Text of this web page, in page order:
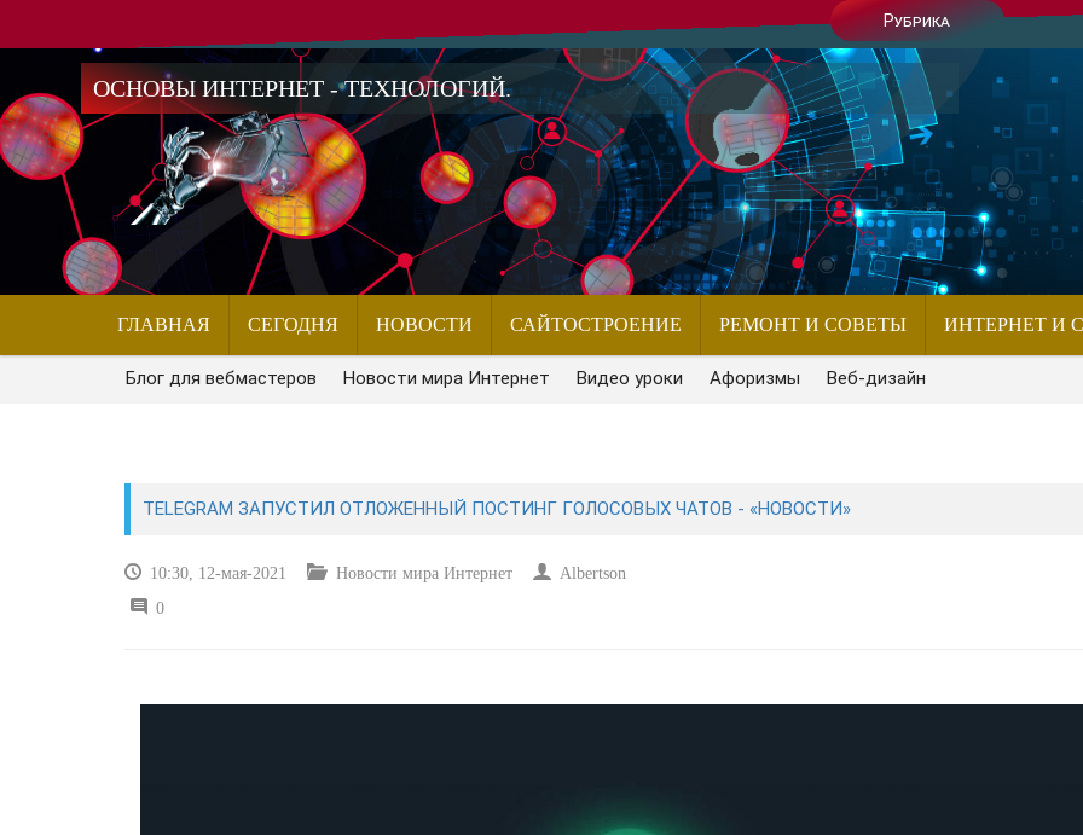
Рубрика
ОСНОВЫ ИНТЕРНЕТ - ТЕХНОЛОГИЙ.
ГЛАВНАЯ СЕГОДНЯ НОВОСТИ САЙТОСТРОЕНИЕ РЕМОНТ И СОВЕТЫ ИНТЕРНЕТ И
Блог для вебмастеров Новости мира Интернет Видео уроки Афоризмы Веб-дизайн
TELEGRAM ЗАПУСТИЛ ОТЛОЖЕННЫЙ ПОСТИНГ ГОЛОСОВЫХ ЧАТОВ - «НОВОСТИ»
10:30, 12-мая-2021 Новости мира Интернет
Albertson
0